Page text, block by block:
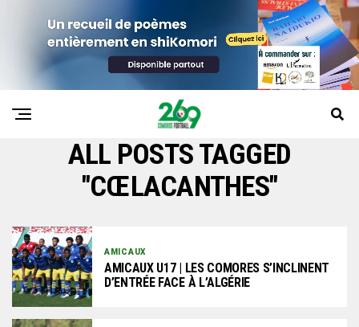
ALL POSTS TAGGED
"CŒLACANTHES"
AMICAUX
AMICAUX U17 | LES COMORES S’INCLINENT
D’ENTRÉE FACE À L’ALGÉRIE